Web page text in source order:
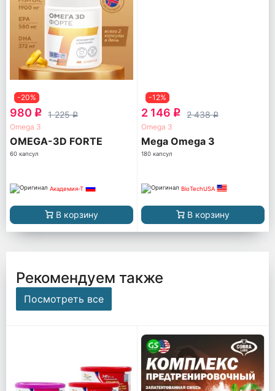
-20%
980 q 1 225q
Omega 3
OMEGA-3D FORTE
60 капсул
Академия-Т
В корзину
-12%
2 146 q 2 438q
Omega 3
Mega Omega 3
180 капсул
BioTechUSA
В корзину
Рекомендуем также
Посмотреть все